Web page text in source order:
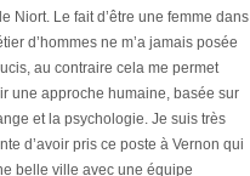
Niort. Le fait d’être une femme dans
d’hommes ne m’a jamais posée
au contraire cela me permet
une approche humaine, basée sur
et la psychologie. Je suis très
d’avoir pris ce poste à Vernon qui
belle ville avec une équipe